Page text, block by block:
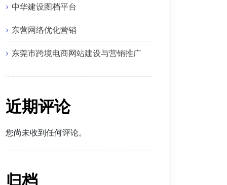
中华建设图档平台
东营网络优化营销
东莞市跨境电商网站建设与营销推广
近期评论
您尚未收到任何评论。
归档